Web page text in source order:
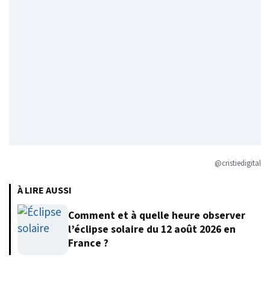
@cristiedigital
À LIRE AUSSI
Comment et à quelle heure observer
l’éclipse solaire du 12 août 2026 en
France ?